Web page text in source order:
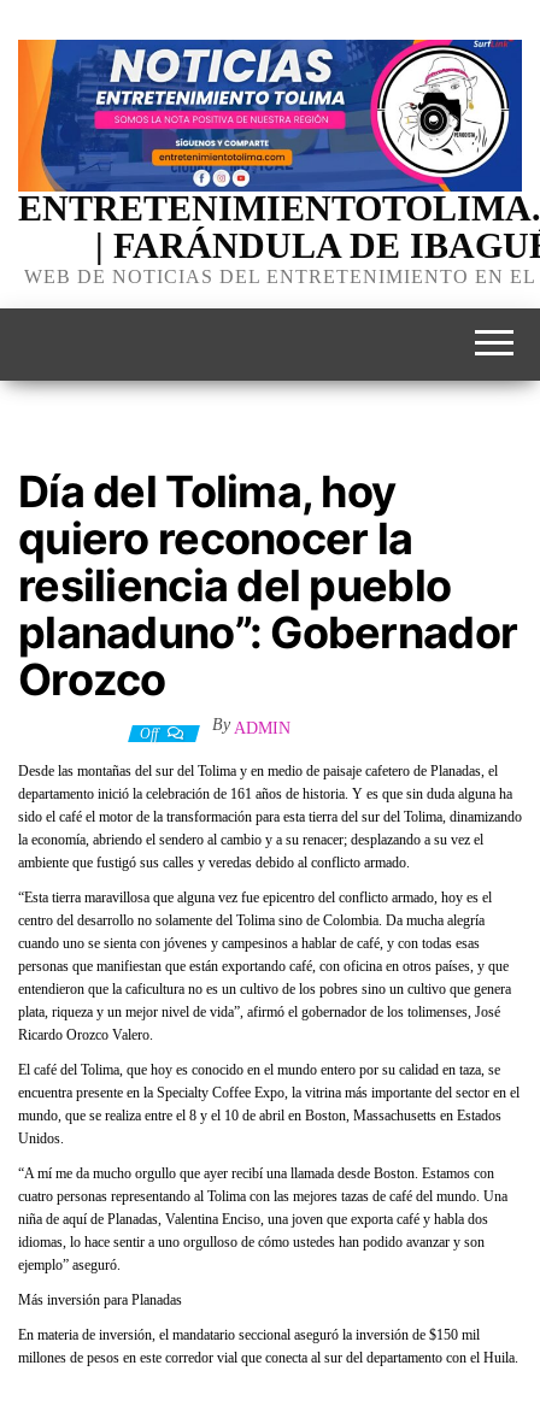
| FARÁNDULA DE
WEB DE NOTICIAS DEL ENTRETENIMIENTO EN
Día del Tolima, hoy
quiero reconocer la
resiliencia del pueblo
planaduno”: Gobernador
Orozco
Off By ADMIN
Desde las montañas del sur del Tolima y en medio de paisaje cafetero de Planadas, el
departamento inició la celebración de 161 años de historia. Y es que sin duda alguna ha
sido el café el motor de la transformación para esta tierra del sur del Tolima, dinamizando
la economía, abriendo el sendero al cambio y a su renacer; desplazando a su vez el
ambiente que fustigó sus calles y veredas debido al conflicto armado.
“Esta tierra maravillosa que alguna vez fue epicentro del conflicto armado, hoy es el
centro del desarrollo no solamente del Tolima sino de Colombia. Da mucha alegría
cuando uno se sienta con jóvenes y campesinos a hablar de café, y con todas esas
personas que manifiestan que están exportando café, con oficina en otros países, y que
entendieron que la caficultura no es un cultivo de los pobres sino un cultivo que genera
plata, riqueza y un mejor nivel de vida”, afirmó el gobernador de los tolimenses, José
Ricardo Orozco Valero.
El café del Tolima, que hoy es conocido en el mundo entero por su calidad en taza, se
encuentra presente en la Specialty Coffee Expo, la vitrina más importante del sector en el
mundo, que se realiza entre el 8 y el 10 de abril en Boston, Massachusetts en Estados
Unidos.
“A mí me da mucho orgullo que ayer recibí una llamada desde Boston. Estamos con
cuatro personas representando al Tolima con las mejores tazas de café del mundo. Una
niña de aquí de Planadas, Valentina Enciso, una joven que exporta café y habla dos
idiomas, lo hace sentir a uno orgulloso de cómo ustedes han podido avanzar y son
ejemplo” aseguró.
Más inversión para Planadas
En materia de inversión, el mandatario seccional aseguró la inversión de $150 mil
millones de pesos en este corredor vial que conecta al sur del departamento con el Huila.